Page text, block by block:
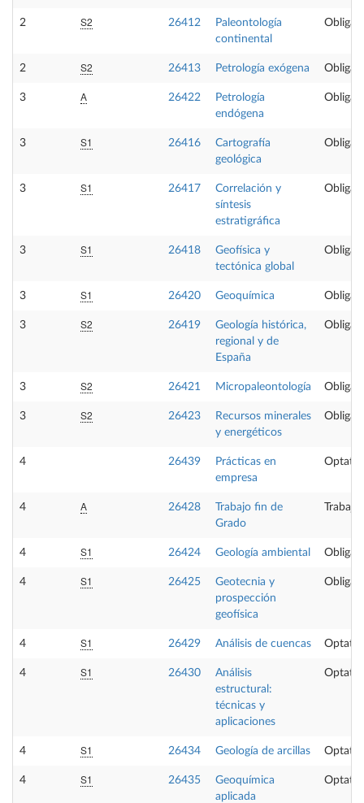
2 S2 26412
Paleontología
continental
2 S2 26413 Petrología exógena
3 A 26422
Petrología
endógena
3 S1 26416
Cartografía
geológica
3 S1 26417
Correlación y
síntesis
estratigráfica
3 S1 26418
Geofísica y
tectónica global
3 S1 26420 Geoquímica
3 S2 26419
Geología histórica,
regional y de
España
3 S2 26421 Micropaleontología
3 S2 26423
Recursos minerales
y energéticos
4 26439
Prácticas en
empresa
4 A 26428
Trabajo fin de
Grado
4 S1 26424 Geología ambiental
4 S1 26425
Geotecnia y
prospección
geofísica
4 S1 26429 Análisis de cuencas
4 S1 26430
Análisis
estructural:
técnicas y
aplicaciones
4 S1 26434 Geología de arcillas
4 S1 26435
Geoquímica
aplicada